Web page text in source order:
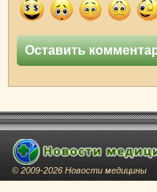
© 2009-2026 Новости медицины